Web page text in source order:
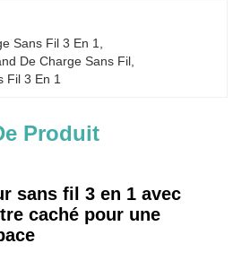
Sans Fil 3 En 1
De Charge Sans Fil
Fil 3 En 1
Produit
sans fil 3 en 1 avec
caché pour une